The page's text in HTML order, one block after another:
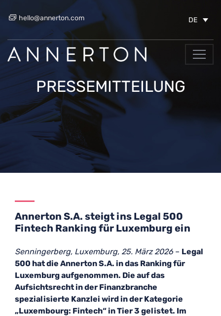
hello@annerton.com DE
PRESSEMITTEILUNG
Annerton S.A. steigt ins Legal 500
Fintech Ranking für Luxemburg ein
Senningerberg, Luxemburg, 25. März 2026 – Legal
500 hat die Annerton S.A. in das Ranking für
Luxemburg aufgenommen. Die auf das
Aufsichtsrecht in der Finanzbranche
spezialisierte Kanzlei wird in der Kategorie
„Luxembourg: Fintech“ in Tier 3 gelistet. Im